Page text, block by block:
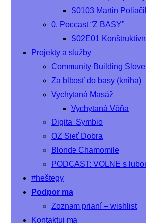
S0103 Martin
0. Podcast “Z BASY”
S02E01
Projekty a služby
Community Building
Za blbosť do basy (kniha)
Vychytaná Masáž
Vychytaná Vôňa
Digital Symbio
OZ Sieť Dobra
Blonde Chamomile
PODCAST: VOLNE s
#heštegy
Podpor ma
Zoznam prianí – wishlist
Kontaktuj ma